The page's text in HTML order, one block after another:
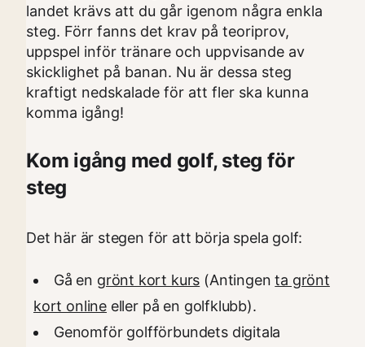
landet krävs att du går igenom några enkla
steg. Förr fanns det krav på teoriprov,
uppspel inför tränare och uppvisande av
skicklighet på banan. Nu är dessa steg
kraftigt nedskalade för att fler ska kunna
komma igång!
Kom igång med golf, steg för
steg
Det här är stegen för att börja spela golf:
Gå en grönt kort kurs (Antingenta grönt
kort online eller på en golfklubb).
Genomför golfförbundets digitala